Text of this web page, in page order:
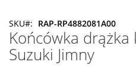
SKU RAP-RP4882081A00
Końcówka drążka
Suzuki Jimny
Przejdź
na
początek
galerii